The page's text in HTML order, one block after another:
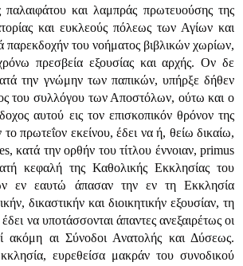
και λαμπράς πρωτευούσης της
και ευκλεούς πόλεως των Αγίων και
του νοήματος βιβλικών χωρίων,
πρεσβεία εξουσίας και αρχής. Ον δε
την γνώμην των παπικών, υπήρξε δήθεν
του συλλόγου των Αποστόλων, ούτω και ο
αυτού εις τον επισκοπικόν θρόνον της
πρωτεΐον εκείνου, έδει να ή, θείω δικαίω,
κατά την ορθήν του τίτλου έννοιαν, primus
κεφαλή της Καθολικής Εκκλησίας του
εν εαυτώ άπασαν την εν τη Εκκλησία
δικαστικήν και διοικητικήν εξουσίαν, τη
να υποτάσσονται άπαντες ανεξαιρέτως οι
ακόμη αι Σύνοδοι Ανατολής και Δύσεως.
ευρεθείσα μακράν του συνοδικού